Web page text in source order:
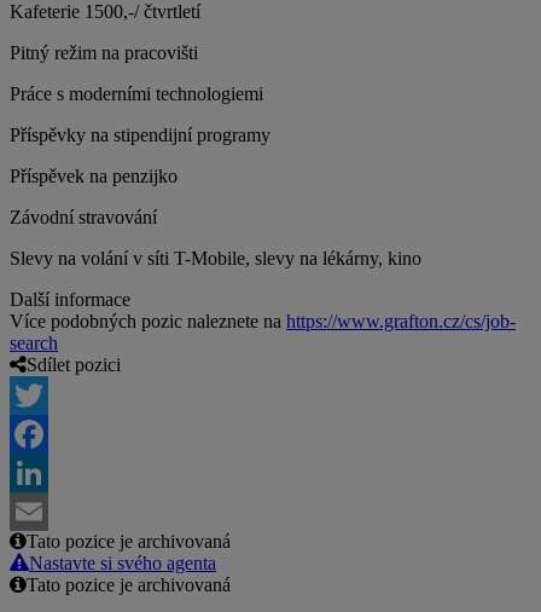
Kafeterie 1500,-/ čtvrtletí
Pitný režim na pracovišti
Práce s moderními technologiemi
Příspěvky na stipendijní programy
Příspěvek na penzijko
Závodní stravování
Slevy na volání v síti T-Mobile, slevy na lékárny, kino
Další informace
Více podobných pozic naleznete na https://www.grafton.cz/cs/job-
search
Sdílet pozici
Twitter
Facebook
LinkedIn
Email
Tato pozice je archivovaná
Nastavte si svého agenta
Tato pozice je archivovaná